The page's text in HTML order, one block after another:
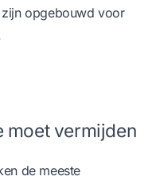
opgebouwd voor
vermijden
de meeste